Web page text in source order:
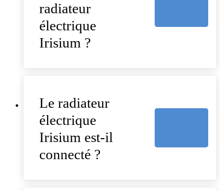
radiateur
électrique
Irisium ?
Le radiateur
électrique
Irisium est-il
connecté ?